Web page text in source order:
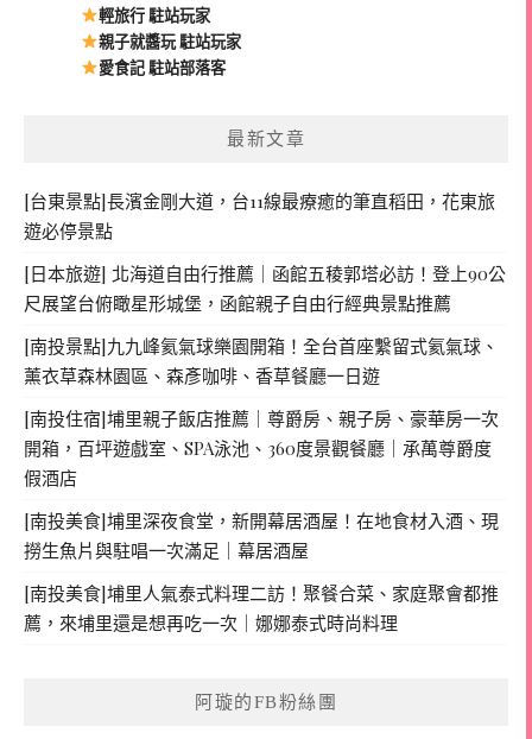
輕旅行 駐站玩家
親子就醬玩 駐站玩家
愛食記 駐站部落客
最新文章
[台東景點]長濱金剛大道，台11線最療癒的筆直稻田，花東旅
遊必停景點
[日本旅遊] 北海道自由行推薦｜函館五稜郭塔必訪！登上90公
尺展望台俯瞰星形城堡，函館親子自由行經典景點推薦
[南投景點]九九峰氦氣球樂園開箱！全台首座繫留式氦氣球、
薰衣草森林園區、森彥咖啡、香草餐廳一日遊
[南投住宿]埔里親子飯店推薦｜尊爵房、親子房、豪華房一次
開箱，百坪遊戲室、SPA泳池、360度景觀餐廳｜承萬尊爵度
假酒店
[南投美食]埔里深夜食堂，新開幕居酒屋！在地食材入酒、現
撈生魚片與駐唱一次滿足｜幕居酒屋
[南投美食]埔里人氣泰式料理二訪！聚餐合菜、家庭聚會都推
薦，來埔里還是想再吃一次｜娜娜泰式時尚料理
阿璇的FB粉絲團